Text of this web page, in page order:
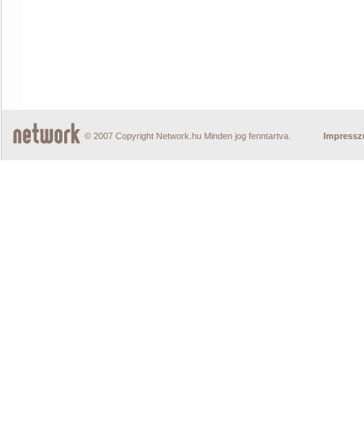
© 2007 Copyright Network.hu Minden jog fenntartva.